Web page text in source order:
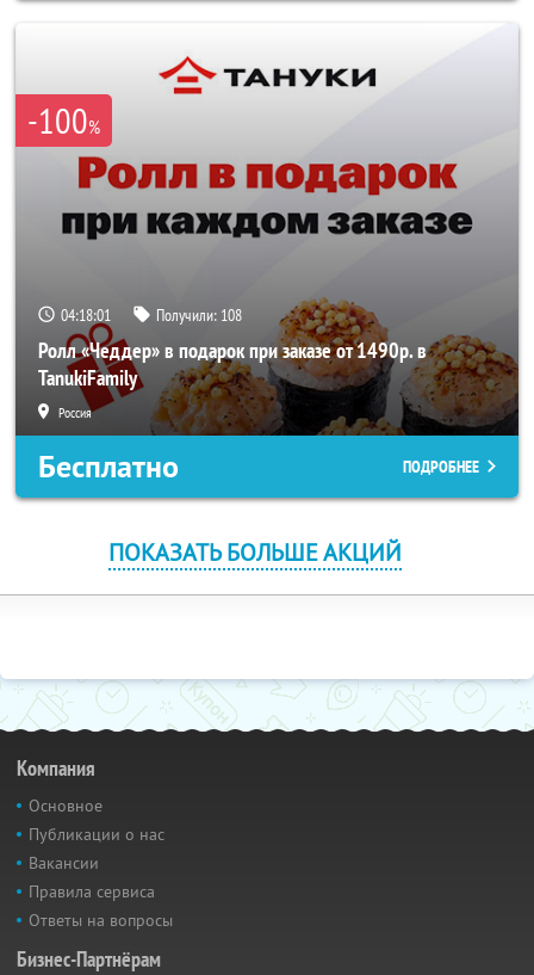
-100%
04:18:01 Получили: 108
Ролл «Чеддер» в подарок при заказе от 1490р. в
TanukiFamily
Россия
Бесплатно ПОДРОБНЕЕ
ПОКАЗАТЬ БОЛЬШЕ АКЦИЙ
Компания
Основное
Публикации о нас
Вакансии
Правила сервиса
Ответы на вопросы
Бизнес-Партнёрам